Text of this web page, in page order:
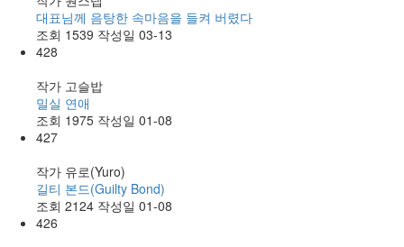
대표님께 음탕한 속마음을 들켜 버렸다
조회 1539 작성일 03-13
428
작가 고슬밥
밀실 연애
조회 1975 작성일 01-08
427
작가 유로(Yuro)
길티 본드(Guilty Bond)
조회 2124 작성일 01-08
426